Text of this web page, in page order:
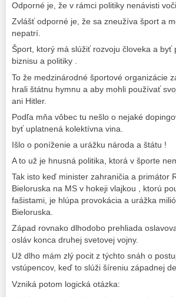
Odporné je, že v rámci politiky nenávisti
Zvlášť odporné je, že sa zneužíva šport a
nepatrí.
Šport, ktorý má slúžiť rozvoju človeka a
biznisu a politiky .
To že medzinárodné športové organizácie
hrali štátnu hymnu a aby mohli používať
ani Hitler.
Podľa mňa vôbec tu nešlo o nejaké
byť uplatnená kolektívna vina.
Išlo o poníženie a urážku národa a štátu !
A to už je hnusná politika, ktorá v športe
Tak isto keď minister zahraničia a primátor
Bieloruska na MS v hokeji vlajkou , ktorú
fašistami, je hlúpa provokácia a urážka
Bieloruska.
Západ rovnako dlhodobo prehliada
osláv konca druhej svetovej vojny.
Už dlho mám zlý pocit z týchto snáh o
vstúpencov, keď to slúži šíreniu západnej
Vzniká potom logická otázka: